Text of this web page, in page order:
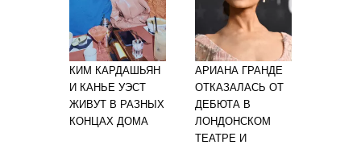
КИМ КАРДАШЬЯН
И КАНЬЕ УЭСТ
ЖИВУТ В РАЗНЫХ
КОНЦАХ ДОМА
АРИАНА ГРАНДЕ
ОТКАЗАЛАСЬ ОТ
ДЕБЮТА В
ЛОНДОНСКОМ
ТЕАТРЕ И